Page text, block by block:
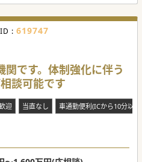
ミックス型病院です。
で、病棟では高齢者の消化器
されています。
で平均7件程度と比較的落ち
す。
土日祝休みの相談も可能です
れます。
宅復帰まで一貫して患者様の
。
、ご自身の専門領域を存分に
。
: 619747
関です。体制強化に伴う
談可能です
迎 当直なし 車通勤便利(ICから10分以内)